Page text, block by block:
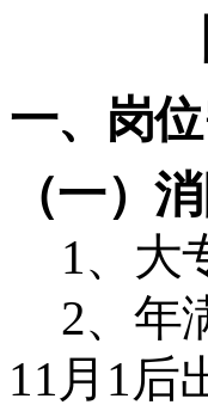
一、岗
（一）
1、大
2、年
11月1后